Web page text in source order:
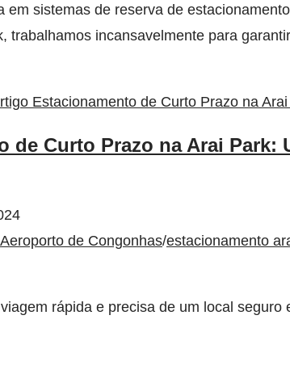
em sistemas de reserva de
trabalhamos incansavelmente para
de Curto Prazo na Arai Park:
de Congonhas/estacionamento
rápida e precisa de um local